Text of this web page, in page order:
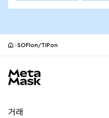
SOFIon/TIPon
거래